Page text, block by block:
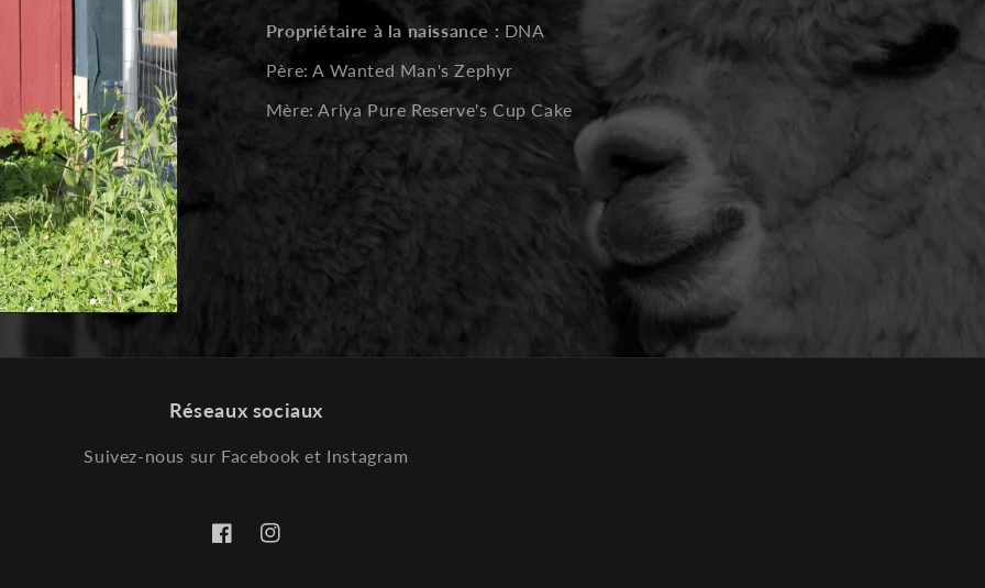
Propriétaire à la naissance : DNA
Père: A Wanted Man's Zephyr
Mère: Ariya Pure Reserve's Cup Cake
Réseaux sociaux
Suivez-nous sur Facebook et Instagram
FacebookInstagram